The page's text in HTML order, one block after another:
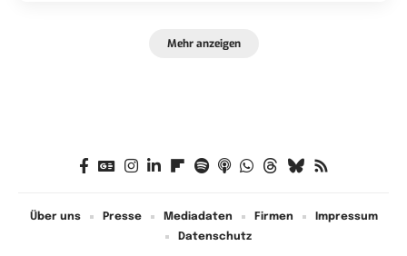
Mehr anzeigen
Über uns Presse Mediadaten Firmen
Impressum
Datenschutz